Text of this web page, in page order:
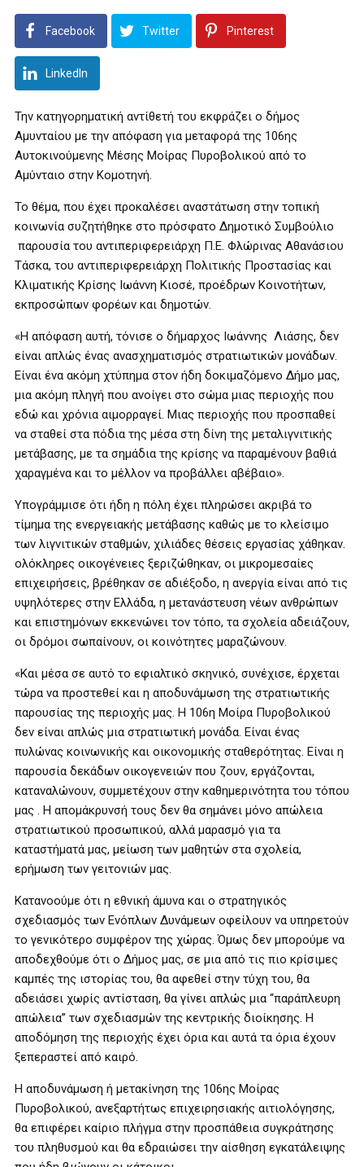
Facebook Twitter Pinterest
LinkedIn
Την κατηγορηματική αντίθετή του εκφράζει ο δήμος
Αμυνταίου με την απόφαση για μεταφορά της 106ης
Αυτοκινούμενης Μέσης Μοίρας Πυροβολικού από το
Αμύνταιο στην Κομοτηνή.
Το θέμα, που έχει προκαλέσει αναστάτωση στην τοπική
κοινωνία συζητήθηκε στο πρόσφατο Δημοτικό Συμβούλιο
παρουσία του αντιπεριφερειάρχη Π.Ε. Φλώρινας Αθανάσιου
Τάσκα, του αντιπεριφερειάρχη Πολιτικής Προστασίας και
Κλιματικής Κρίσης Ιωάννη Κιοσέ, προέδρων Κοινοτήτων,
εκπροσώπων φορέων και δημοτών.
«Η απόφαση αυτή, τόνισε ο δήμαρχος Ιωάννης Λιάσης, δεν
είναι απλώς ένας ανασχηματισμός στρατιωτικών μονάδων.
Είναι ένα ακόμη χτύπημα στον ήδη δοκιμαζόμενο Δήμο μας,
μια ακόμη πληγή που ανοίγει στο σώμα μιας περιοχής που
εδώ και χρόνια αιμορραγεί. Μιας περιοχής που προσπαθεί
να σταθεί στα πόδια της μέσα στη δίνη της μεταλιγνιτικής
μετάβασης, με τα σημάδια της κρίσης να παραμένουν βαθιά
χαραγμένα και το μέλλον να προβάλλει αβέβαιο».
Υπογράμμισε ότι ήδη η πόλη έχει πληρώσει ακριβά το
τίμημα της ενεργειακής μετάβασης καθώς με το κλείσιμο
των λιγνιτικών σταθμών, χιλιάδες θέσεις εργασίας χάθηκαν.
ολόκληρες οικογένειες ξεριζώθηκαν, οι μικρομεσαίες
επιχειρήσεις, βρέθηκαν σε αδιέξοδο, η ανεργία είναι από τις
υψηλότερες στην Ελλάδα, η μετανάστευση νέων ανθρώπων
και επιστημόνων εκκενώνει τον τόπο, τα σχολεία αδειάζουν,
οι δρόμοι σωπαίνουν, οι κοινότητες μαραζώνουν.
«Και μέσα σε αυτό το εφιαλτικό σκηνικό, συνέχισε, έρχεται
τώρα να προστεθεί και η αποδυνάμωση της στρατιωτικής
παρουσίας της περιοχής μας. Η 106η Μοίρα Πυροβολικού
δεν είναι απλώς μια στρατιωτική μονάδα. Είναι ένας
πυλώνας κοινωνικής και οικονομικής σταθερότητας. Είναι η
παρουσία δεκάδων οικογενειών που ζουν, εργάζονται,
καταναλώνουν, συμμετέχουν στην καθημερινότητα του τόπου
μας . Η απομάκρυνσή τους δεν θα σημάνει μόνο απώλεια
στρατιωτικού προσωπικού, αλλά μαρασμό για τα
καταστήματά μας, μείωση των μαθητών στα σχολεία,
ερήμωση των γειτονιών μας.
Κατανοούμε ότι η εθνική άμυνα και ο στρατηγικός
σχεδιασμός των Ενόπλων Δυνάμεων οφείλουν να υπηρετούν
το γενικότερο συμφέρον της χώρας. Όμως δεν μπορούμε να
αποδεχθούμε ότι ο Δήμος μας, σε μια από τις πιο κρίσιμες
καμπές της ιστορίας του, θα αφεθεί στην τύχη του, θα
αδειάσει χωρίς αντίσταση, θα γίνει απλώς μια “παράπλευρη
απώλεια” των σχεδιασμών της κεντρικής διοίκησης. Η
αποδόμηση της περιοχής έχει όρια και αυτά τα όρια έχουν
ξεπεραστεί από καιρό.
Η αποδυνάμωση ή μετακίνηση της 106ης Μοίρας
Πυροβολικού, ανεξαρτήτως επιχειρησιακής αιτιολόγησης,
θα επιφέρει καίριο πλήγμα στην προσπάθεια συγκράτησης
του πληθυσμού και θα εδραιώσει την αίσθηση εγκατάλειψης